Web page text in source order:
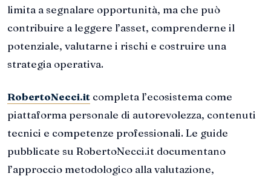
limita a segnalare opportunità, ma che può
contribuire a leggere l’asset, comprenderne il
potenziale, valutarne i rischi e costruire una
strategia operativa.
RobertoNecci.it completa l’ecosistema come
piattaforma personale di autorevolezza, contenuti
tecnici e competenze professionali. Le guide
pubblicate su RobertoNecci.it documentano
l’approccio metodologico alla valutazione,